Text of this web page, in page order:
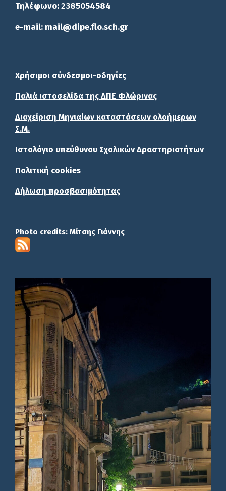
Τηλέφωνο: 2385054584
e-mail: mail@dipe.flo.sch.gr
Χρήσιμοι σύνδεσμοι-οδηγίες
Παλιά ιστοσελίδα της ΔΠΕ Φλώρινας
Διαχείριση Μηνιαίων καταστάσεων ολοήμερων
Σ.Μ.
Ιστολόγιο υπεύθυνου Σχολικών Δραστηριοτήτων
Πολιτική cookies
Δήλωση προσβασιμότητας
Photo credits: Μίτσης Γιάννης